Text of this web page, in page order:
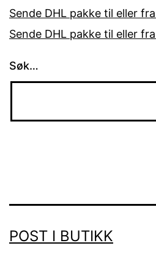
Sende DHL pakke til eller
Sende DHL pakke til eller fra
Søk…
POST I BUTIKK